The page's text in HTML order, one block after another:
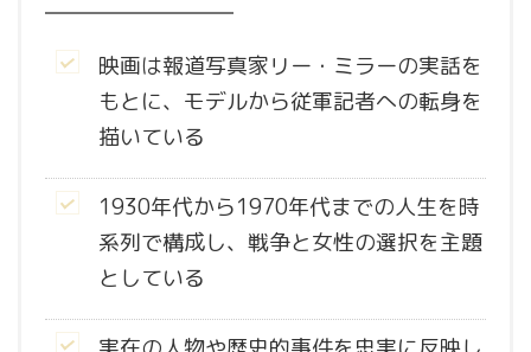
映画は報道写真家リー・ミラーの実話を
もとに、モデルから従軍記者への転身を
描いている
1930年代から1970年代までの人生を時
系列で構成し、戦争と女性の選択を主題
としている